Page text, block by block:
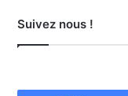
Suivez nous !